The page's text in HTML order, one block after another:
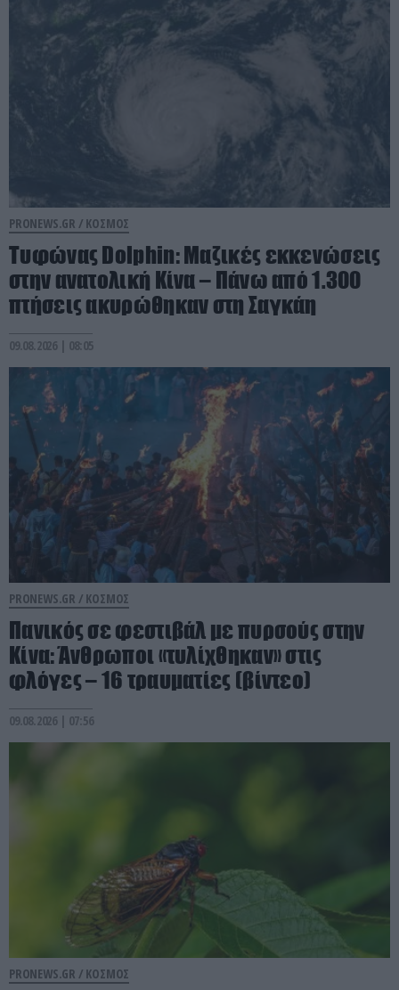
PRONEWS.GR / ΚΟΣΜΟΣ
Τυφώνας Dolphin: Μαζικές εκκενώσεις
στην ανατολική Κίνα – Πάνω από 1.300
πτήσεις ακυρώθηκαν στη Σαγκάη
09.08.2026 | 08:05
PRONEWS.GR / ΚΟΣΜΟΣ
Πανικός σε φεστιβάλ με πυρσούς στην
Κίνα: Άνθρωποι «τυλίχθηκαν» στις
φλόγες – 16 τραυματίες (βίντεο)
09.08.2026 | 07:56
PRONEWS.GR / ΚΟΣΜΟΣ